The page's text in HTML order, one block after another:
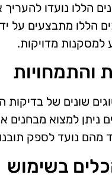
הללו נועדו
הללו מתבצעים על
למסקנות מדויקות.
והתמחויות
שונים של
ניתן למצוא מבחנים
מהם נועד לספק
בשימוש